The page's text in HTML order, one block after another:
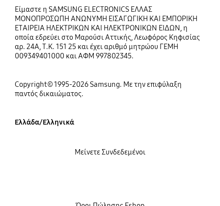
Είμαστε η SAMSUNG ELECTRONICS ΕΛΛΑΣ
ΜΟΝΟΠΡΟΣΩΠΗ ΑΝΩΝΥΜΗ ΕΙΣΑΓΩΓΙΚΗ ΚΑΙ ΕΜΠΟΡΙΚΗ
ΕΤΑΙΡΕΙΑ ΗΛΕΚΤΡΙΚΩΝ ΚΑΙ ΗΛΕΚΤΡΟΝΙΚΩΝ ΕΙΔΩΝ, η
οποία εδρεύει στο Μαρούσι Αττικής, Λεωφόρος Κηφισίας
αρ. 24Α, Τ.Κ. 151 25 και έχει αριθμό μητρώου ΓΕΜΗ
009349401000 και ΑΦΜ 997802345.
Copyright© 1995-2026 Samsung. Με την επιφύλαξη
παντός δικαιώματος.
Ελλάδα/Ελληνικά
Μείνετε Συνδεδεμένοι